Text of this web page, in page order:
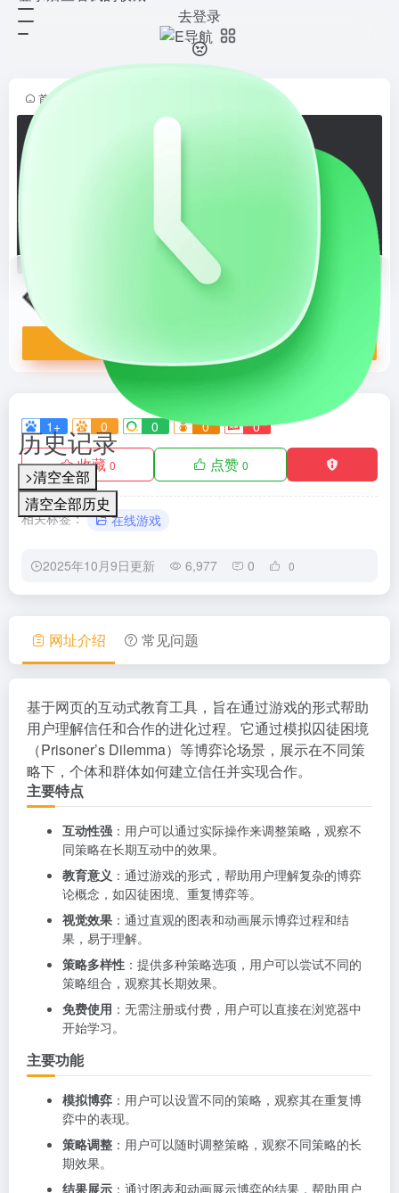
去登录
历史记录
>清空全部
清空全部历史
首页
The Evolution of Trust
1+ 0 0 0 0
收藏 0 点赞 0
相关标签： 在线游戏
2025年10月9日更新 6,977 0 0
The Evolution of Trust
基于网页的互动式教育工具，通过模
拟囚徒困境等博弈论场景，帮助用户
网址介绍 常见问题
基于网页的互动式教育工具，旨在通过游戏的形式帮助
用户理解信任和合作的进化过程。它通过模拟囚徒困境
（Prisoner’s Dilemma）等博弈论场景，展示在不同策
略下，个体和群体如何建立信任并实现合作。
主要特点
互动性强 ：用户可以通过实际操作来调整策略，观察不
同策略在长期互动中的效果。
教育意义 ：通过游戏的形式，帮助用户理解复杂的博弈
论概念，如囚徒困境、重复博弈等。
视觉效果 ：通过直观的图表和动画展示博弈过程和结
果，易于理解。
策略多样性 ：提供多种策略选项，用户可以尝试不同的
策略组合，观察其长期效果。
免费使用 ：无需注册或付费，用户可以直接在浏览器中
开始学习。
主要功能
模拟博弈 ：用户可以设置不同的策略，观察其在重复博
弈中的表现。
策略调整 ：用户可以随时调整策略，观察不同策略的长
期效果。
结果展示 ：通过图表和动画展示博弈的结果，帮助用户